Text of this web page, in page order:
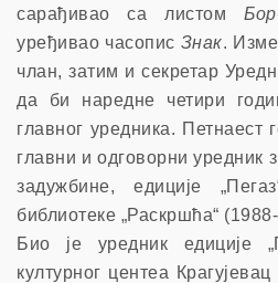
сарађивао са листом
уређивао часопис Знак.
члан, затим и секретар
да би наредне четири
главног уредника. Петнаест
главни и одговорни уредник
задужбине, едиције
библиотеке „Раскршћа“
Био је уредник едиције
културног центеа